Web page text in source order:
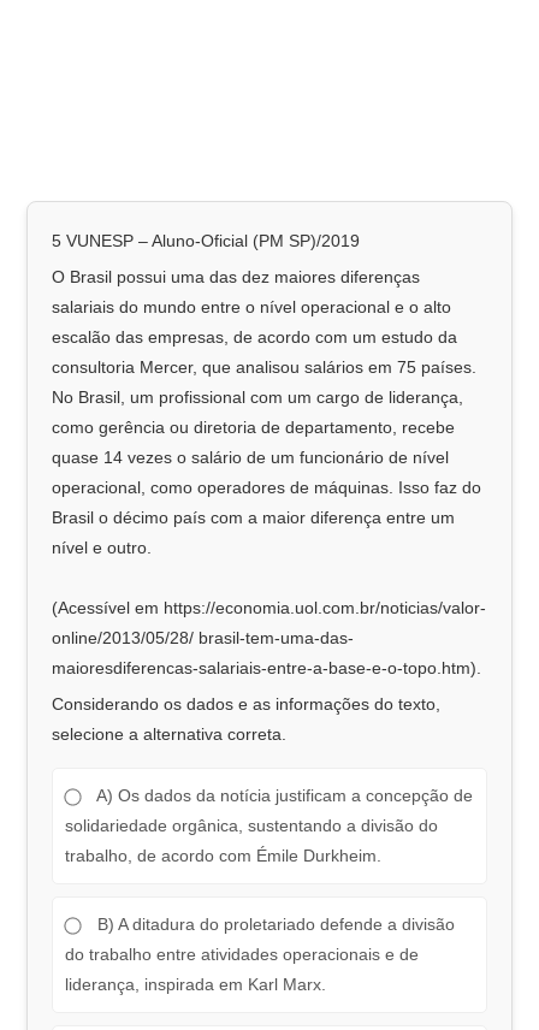
5 VUNESP – Aluno-Oficial (PM SP)/2019
O Brasil possui uma das dez maiores diferenças
salariais do mundo entre o nível operacional e o alto
escalão das empresas, de acordo com um estudo da
consultoria Mercer, que analisou salários em 75 países.
No Brasil, um profissional com um cargo de liderança,
como gerência ou diretoria de departamento, recebe
quase 14 vezes o salário de um funcionário de nível
operacional, como operadores de máquinas. Isso faz do
Brasil o décimo país com a maior diferença entre um
nível e outro.
(Acessível em https://economia.uol.com.br/noticias/valor-
online/2013/05/28/ brasil-tem-uma-das-
maioresdiferencas-salariais-entre-a-base-e-o-topo.htm).
Considerando os dados e as informações do texto,
selecione a alternativa correta.
A) Os dados da notícia justificam a concepção de
solidariedade orgânica, sustentando a divisão do
trabalho, de acordo com Émile Durkheim.
B) A ditadura do proletariado defende a divisão
do trabalho entre atividades operacionais e de
liderança, inspirada em Karl Marx.